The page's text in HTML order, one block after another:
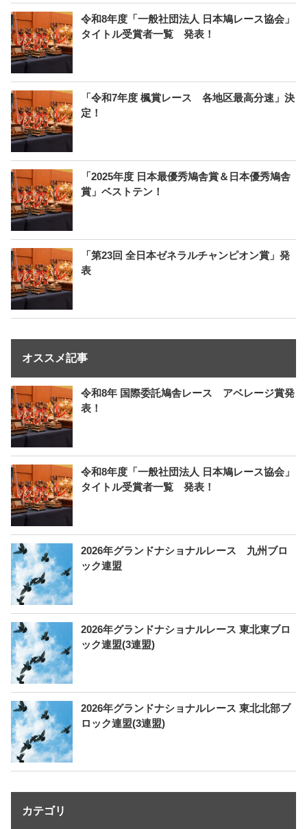
令和8年度「一般社団法人 日本鳩レース協会」
タイトル受賞者一覧 発表！
「令和7年度 楓賞レース 各地区最高分速」決
定！
「2025年度 日本最優秀鳩舎賞＆日本優秀鳩舎
賞」ベストテン！
「第23回 全日本ゼネラルチャンピオン賞」発
表
オススメ記事
令和8年 国際委託鳩舎レース アベレージ賞発
表！
令和8年度「一般社団法人 日本鳩レース協会」
タイトル受賞者一覧 発表！
2026年グランドナショナルレース 九州ブロ
ック連盟
2026年グランドナショナルレース 東北東ブロ
ック連盟(3連盟)
2026年グランドナショナルレース 東北北部ブ
ロック連盟(3連盟)
カテゴリ